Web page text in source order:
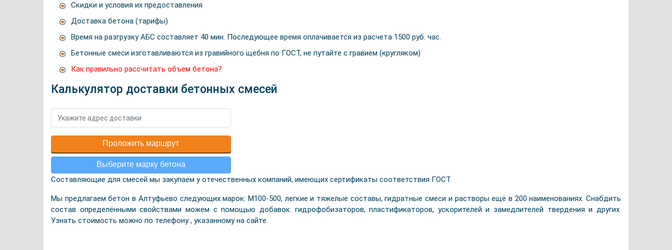
Скидки и условия их предоставления
Доставка бетона (тарифы)
Время на разгрузку АБС составляет 40 мин. Последующее время оплачивается из расчета 1500 руб. час.
Бетонные смеси изготавливаются из гравийного щебня по ГОСТ, не путайте с гравием (кругляком)
Как правильно рассчитать объем бетона?
Калькулятор доставки бетонных смесей
Проложить маршрут
Выберите марку бетона
Составляющие для смесей мы закупаем у отечественных компаний, имеющих сертификаты соответствия ГОСТ.
Мы предлагаем бетон в Алтуфьево следующих марок: М100-500, легкие и тяжелые составы, гидратные смеси и растворы ещё в 200 наименованиях. Снабдить
состав определёнными свойствами можем с помощью добавок: гидрофобизаторов, пластификаторов, ускорителей и замедлителей твердения и других.
Узнать стоимость можно по телефону , указанному на сайте.